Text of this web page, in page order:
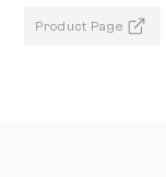
Product Page